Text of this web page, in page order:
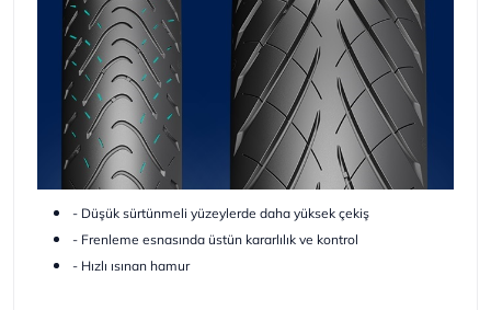
- Düşük sürtünmeli yüzeylerde daha yüksek çekiş
- Frenleme esnasında üstün kararlılık ve kontrol
- Hızlı ısınan hamur